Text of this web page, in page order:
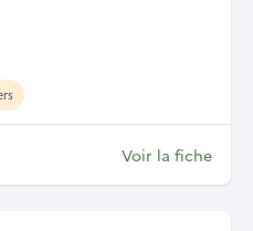
Voir la fiche